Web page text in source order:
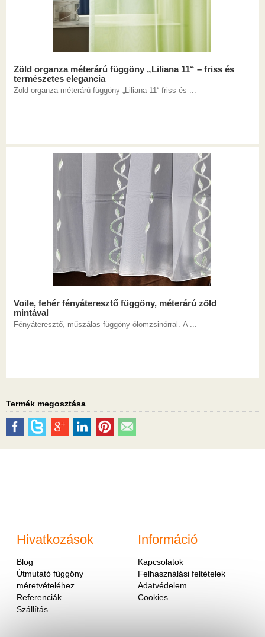
Zöld organza méterárú függöny „Liliana 11“ – friss és
természetes elegancia
Zöld organza méterárú függöny „Liliana 11“ friss és ...
Voile, fehér fényáteresztő függöny, méterárú zöld
mintával
Fényáteresztő, műszálas függöny ólomzsinórral. A ...
Termék megosztása
Hivatkozások
Blog
Útmutató függöny
méretvételéhez
Referenciák
Szállítás
Információ
Kapcsolatok
Felhasználási feltételek
Adatvédelem
Cookies